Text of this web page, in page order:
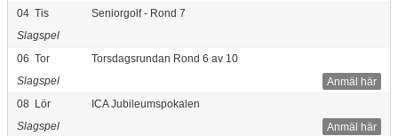
04 Tis
Seniorgolf - Rond 7
Slagspel
06 Tor
Torsdagsrundan Rond 6 av 10
Anmäl här
Slagspel
08 Lör
ICA Jubileumspokalen
Anmäl här
Slagspel